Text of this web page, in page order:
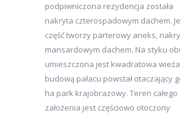
podpiwniczona rezydencja została
nakryta czterospadowym dachem.
część tworzy parterowy aneks,
mansardowym dachem. Na styku
umieszczona jest kwadratowa
budową pałacu powstał otaczający
ha park krajobrazowy. Teren całego
założenia jest częściowo otoczony